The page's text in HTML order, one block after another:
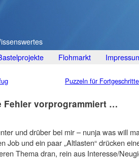
Flohmarkt
Puzzeln für
Fehler vorprogrammiert …
und drüber bei mir – nunja was will
Job und ein paar „Altlasten“ drücken
Thema dran, rein aus Interesse/